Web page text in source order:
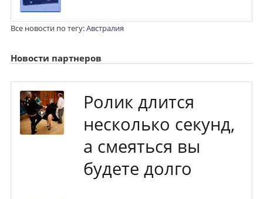
Все новости по тегу:Австралия
Новости партнеров
Ролик длится
несколько секунд,
а смеяться вы
будете долго